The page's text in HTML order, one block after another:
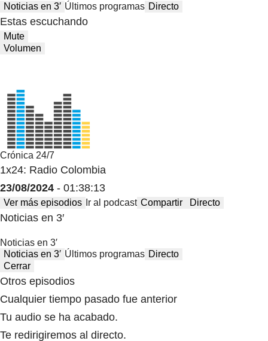
Noticias en 3′ Últimos programas Directo
Estas escuchando
Mute
Volumen
Crónica 24/7
1x24: Radio Colombia
23/08/2024 - 01:38:13
Ver más episodios Ir al podcast Compartir Directo
Noticias en 3′
Noticias en 3′
Noticias en 3′ Últimos programas Directo
Cerrar
Otros episodios
Cualquier tiempo pasado fue anterior
Tu audio se ha acabado.
Te redirigiremos al directo.